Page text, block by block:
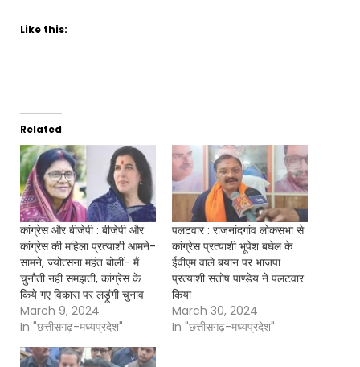
Like this:
Related
कांग्रेस और बीजेपी : बीजेपी और
कांग्रेस की महिला प्रत्याशी आमने-
सामने, ज्योत्सना महंत बोलीं- मैं
चुनौती नहीं समझती, कांग्रेस के
किये गए विकास पर लड़ूंगी चुनाव
March 9, 2024
In "छत्तीसगढ़-मध्यप्रदेश"
पलटवार : राजनांदगांव लोकसभा से
कांग्रेस प्रत्याशी भूपेश बघेल के
ईवीएम वाले बयान पर भाजपा
प्रत्याशी संतोष पाण्डेय ने पलटवार
किया
March 30, 2024
In "छत्तीसगढ़-मध्यप्रदेश"